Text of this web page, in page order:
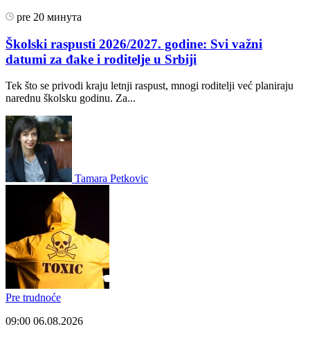
pre 20 минута
Školski raspusti 2026/2027. godine: Svi važni
datumi za đake i roditelje u Srbiji
Tek što se privodi kraju letnji raspust, mnogi roditelji već planiraju
narednu školsku godinu. Za...
Tamara Petkovic
Pre trudnoće
09:00 06.08.2026